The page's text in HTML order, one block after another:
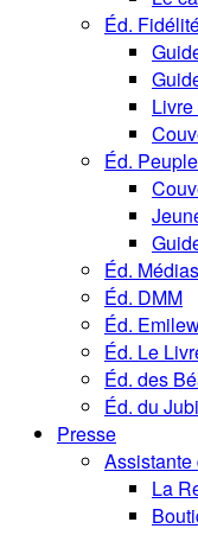
Éd.
Éd.
Éd.
Éd. DMM
Éd.
Éd. Le
Éd. des
Éd. du
Presse
La